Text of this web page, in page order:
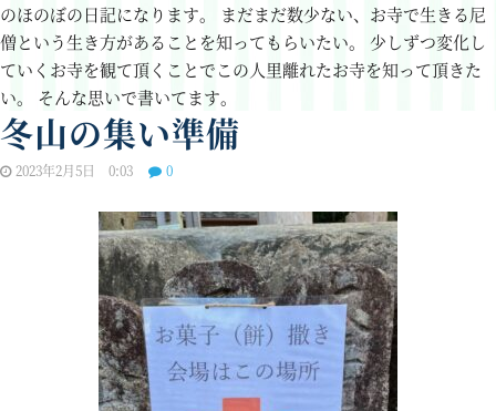
のほのぼの日記になります。 まだまだ数少ない、お寺で生きる尼
僧という生き方があることを知ってもらいたい。
少しずつ変化し
ていくお寺を観て頂くことでこの人里離れたお寺を知って頂きた
い。 そんな思いで書いてます。
冬山の集い準備
2023年2月5日 0:03 0